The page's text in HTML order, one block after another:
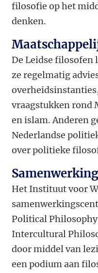
filosofie op het
denken.
De Leidse filosofen
ze regelmatig
vraagstukken
en islam. Anderen
Nederlandse
over politieke
Het Instituut voor
Political
Intercultural
door middel van
een podium aan